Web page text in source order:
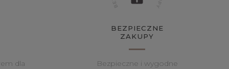
dla
BEZPIECZNE
ZAKUPY
Bezpieczne i wygodne